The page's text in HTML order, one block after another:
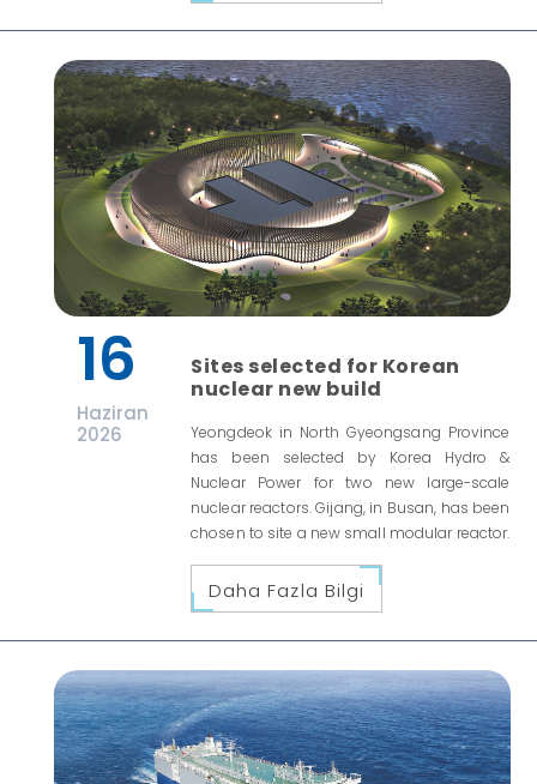
16
Haziran
2026
Sites selected for Korean
nuclear new build
Yeongdeok in North Gyeongsang Province
has been selected by Korea Hydro &
Nuclear Power for two new large-scale
nuclear reactors. Gijang, in Busan, has been
chosen to site a new small modular reactor.
Daha Fazla Bilgi